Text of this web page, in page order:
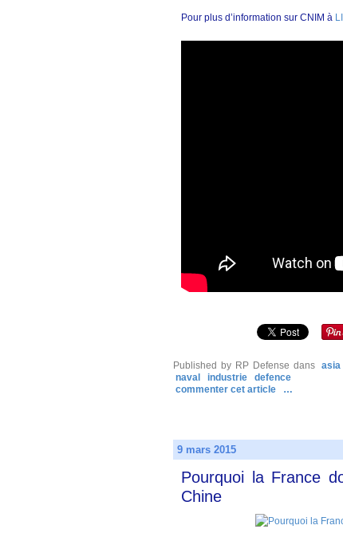
Pour plus d’information sur CNIM à
Published by RP Defense dans
naval
industrie
defence
commenter cet article
…
9 mars 2015
Pourquoi la France
Chine